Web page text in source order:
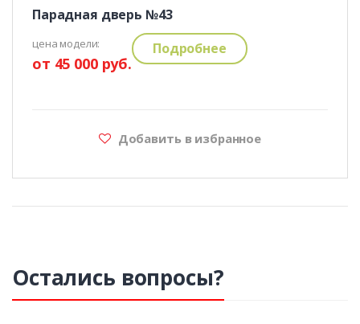
Парадная дверь №43
цена модели:
от 45 000 руб.
Подробнее
Добавить в избранное
Остались вопросы?